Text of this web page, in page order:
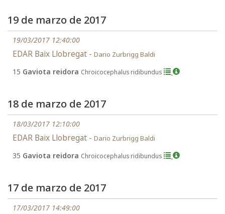
19 de marzo de 2017
19/03/2017 12:40:00
EDAR Baix Llobregat - Dario Zurbrigg Baldi
15 Gaviota reidora Chroicocephalus ridibundus
18 de marzo de 2017
18/03/2017 12:10:00
EDAR Baix Llobregat - Dario Zurbrigg Baldi
35 Gaviota reidora Chroicocephalus ridibundus
17 de marzo de 2017
17/03/2017 14:49:00